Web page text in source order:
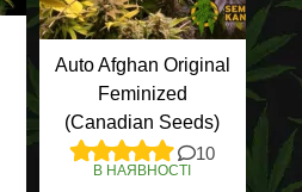
Auto Afghan Original
Feminized
(Canadian Seeds)
10
В НАЯВНОСТІ